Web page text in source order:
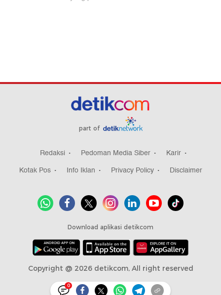
0
part of
Redaksi Pedoman Media Siber
Karir
Kotak Pos
Info Iklan Privacy Policy Disclaimer
Download aplikasi detikcom
Copyright @ 2026 detikcom, All right reserved